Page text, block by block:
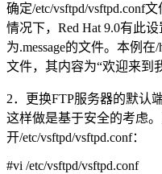
确定/etc/vsftpd/vsftpd.conf文
情况下，Red Hat 9.0有此
为.message的文件。本例在
文件，其内容为“欢迎来到
2．更换FTP服务器的默认
这样做是基于安全的考虑
开/etc/vsftpd/vsftpd.conf：
#vi /etc/vsftpd/vsftpd.conf